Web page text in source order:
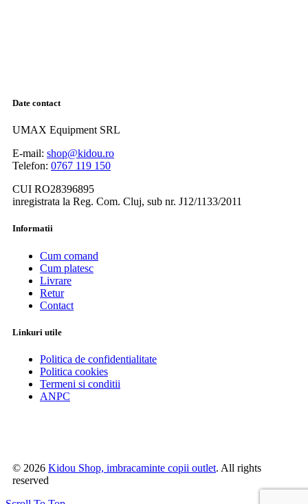
Date contact
UMAX Equipment SRL
E-mail: shop@kidou.ro
Telefon: 0767 119 150
CUI RO28396895
inregistrata la Reg. Com. Cluj, sub nr. J12/1133/2011
Informatii
Cum comand
Cum platesc
Livrare
Retur
Contact
Linkuri utile
Politica de confidentialitate
Politica cookies
Termeni si conditii
ANPC
© 2026 Kidou Shop, imbracaminte copii outlet. All rights
reserved